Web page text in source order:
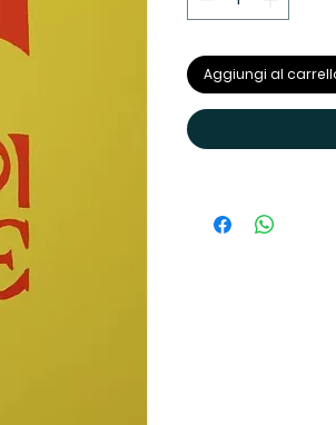
Aggiungi al